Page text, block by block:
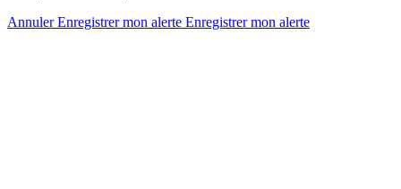
AnnulerEnregistrer mon alerte Enregistrermon alerte